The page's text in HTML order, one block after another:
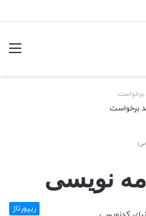
مو
برخواست
نویسی
ریپورتاژ